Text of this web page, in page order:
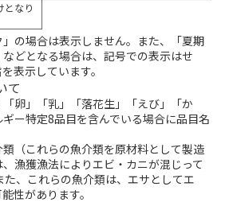
となり
の場合は表示しません。また、「夏期
どとなる場合は、記号での表示はせ
表示しています。
て
卵」「乳」「落花生」「えび」「か
ー特定8品目を含んでいる場合に品目名
（これらの魚介類を原材料として製造
漁獲漁法によりエビ・カニが混じって
た、これらの魚介類は、エサとしてエ
性があります。